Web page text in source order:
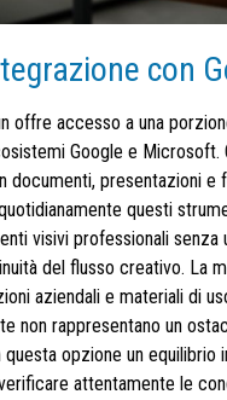
con
offre accesso a una
Google e Microsoft.
documenti, presentazioni
questi
visivi professionali
del flusso creativo. La
aziendali e materiali di
non rappresentano un
opzione un
attentamente le